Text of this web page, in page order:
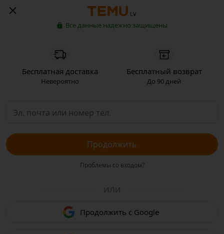
LV
Все данные надёжно защищены
Бесплатная доставка
Невероятно
Бесплатный возврат
До 90 дней
Продолжить
Проблемы со входом?
ИЛИ
Продолжить с Google